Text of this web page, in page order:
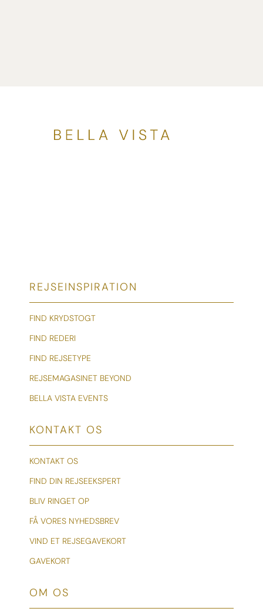
REJSEINSPIRATION
FIND KRYDSTOGT
FIND REDERI
FIND REJSETYPE
REJSEMAGASINET BEYOND
BELLA VISTA EVENTS
KONTAKT OS
KONTAKT OS
FIND DIN REJSEEKSPERT
BLIV RINGET OP
FÅ VORES NYHEDSBREV
VIND ET REJSEGAVEKORT
GAVEKORT
OM OS